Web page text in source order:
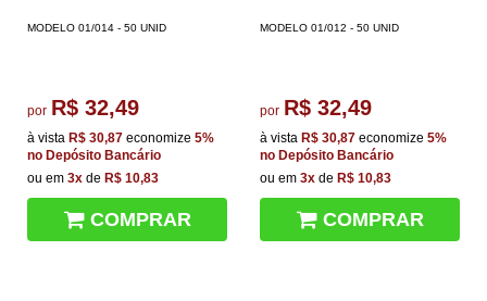
MODELO 01/014 - 50 UNID
por R$ 32,49
à vista R$ 30,87 economize 5%
no Depósito Bancário
ou em 3x de R$ 10,83
COMPRAR
MODELO 01/012 - 50 UNID
por R$ 32,49
à vista R$ 30,87 economize 5%
no Depósito Bancário
ou em 3x de R$ 10,83
COMPRAR